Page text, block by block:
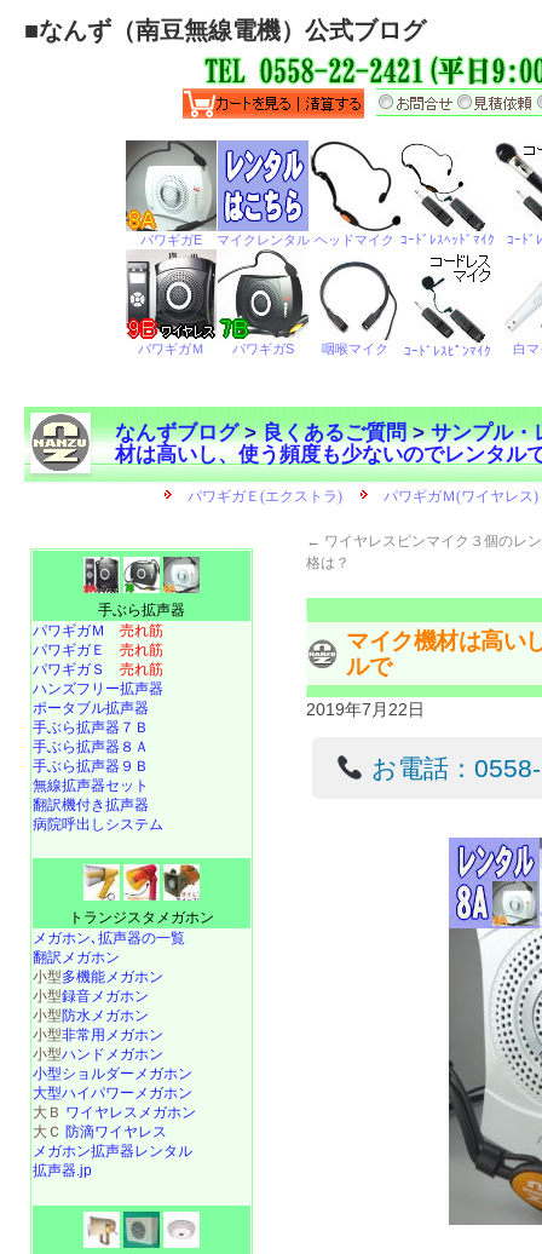
■なんず（南豆無線電機）公式ブログ
なんずブログ>良くあるご質問>サンプル・
材は高いし、使う頻度も少ないのでレンタル
← ワイヤレスピンマイク３個のレ
格は？
マイク機材は高い
ルで
2019年7月22日
お電話：
手ぶら拡声器
パワギガＭ 売れ筋
パワギガＥ 売れ筋
パワギガＳ 売れ筋
ハンズフリー拡声器
ポータブル拡声器
手ぶら拡声器７Ｂ
手ぶら拡声器８Ａ
手ぶら拡声器９Ｂ
無線拡声器セット
翻訳機付き拡声器
病院呼出しシステム
トランジスタメガホン
メガホン､拡声器の一覧
翻訳メガホン
小型多機能メガホン
小型録音メガホン
小型防水メガホン
小型非常用メガホン
小型ハンドメガホン
小型ショルダーメガホン
大型ハイパワーメガホン
大Ｂ ワイヤレスメガホン
大Ｃ 防滴ワイヤレス
メガホン拡声器レンタル
拡声器.jp